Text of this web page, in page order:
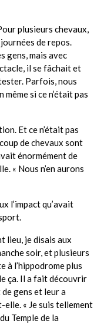
plusieurs chevaux,
de repos.
gens, mais avec
il se fâchait et
Parfois, nous
si ce n’était pas
Et ce n’était pas
de chevaux sont
énormément de
« Nous n’en aurons
l’impact qu’avait
lieu, je disais aux
soir, et plusieurs
à l’hippodrome plus
ça. Il a fait découvrir
gens et leur a
elle. « Je suis tellement
Temple de la